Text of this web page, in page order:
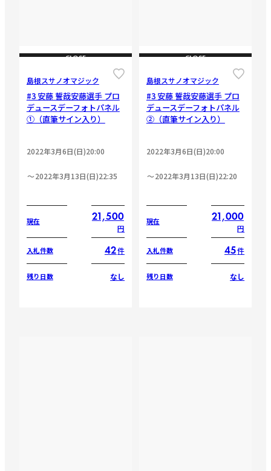
CLOSE
島根スサノオマジック
#3 安藤 誓哉安藤選手 プロ
デュースデーフォトパネル
①（直筆サイン入り）
2022年3月6日(日)20:00
2022年3月13日(日)22:35
現在 21,500
円
入札件数 42件
残り日数 なし
CLOSE
島根スサノオマジック
#3 安藤 誓哉安藤選手 プロ
デュースデーフォトパネル
②（直筆サイン入り）
2022年3月6日(日)20:00
2022年3月13日(日)22:20
現在 21,000
円
入札件数 45件
残り日数 なし